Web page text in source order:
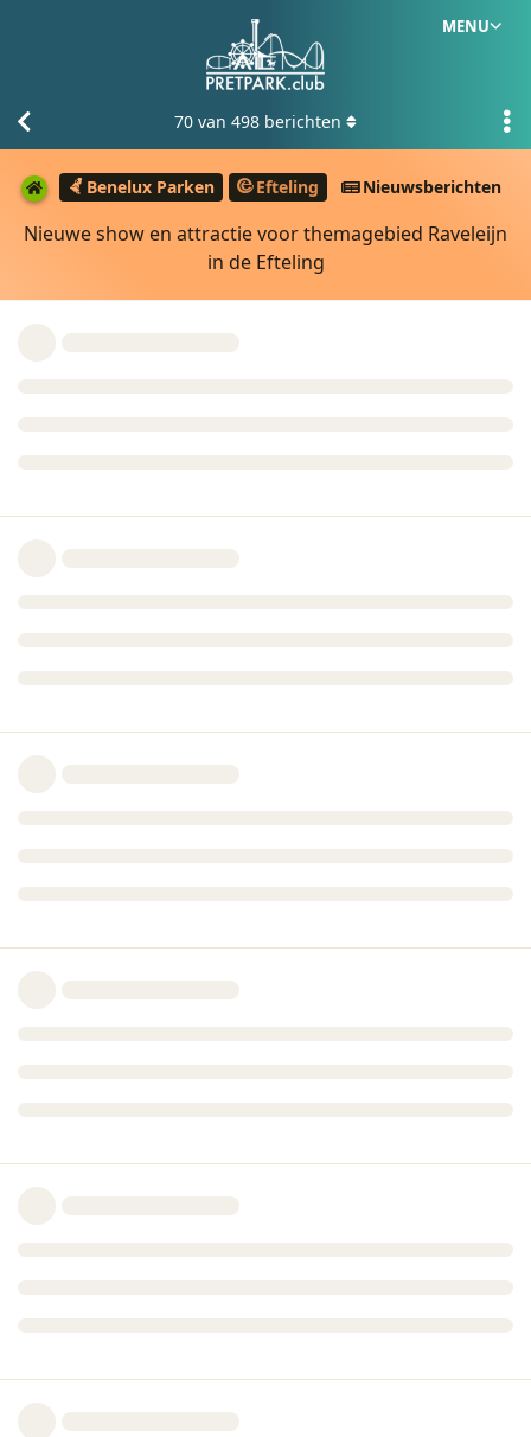
MENU
Benelux Parken Efteling Nieuwsberichten
Nieuwe show en attractie voor themagebied Raveleijn
in de Efteling
70 van 498 berichten